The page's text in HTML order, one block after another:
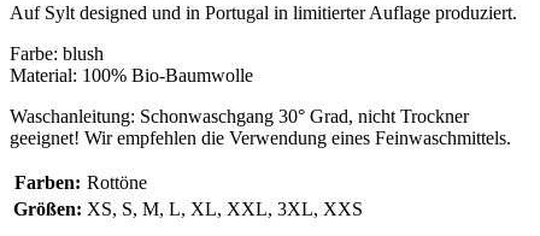
Auf Sylt designed und in Portugal in limitierter Auflage produziert.
Farbe: blush
Material: 100% Bio-Baumwolle
Waschanleitung: Schonwaschgang 30° Grad, nicht Trockner
geeignet! Wir empfehlen die Verwendung eines Feinwaschmittels.
Farben: Rottöne
Größen: XS, S, M, L, XL, XXL, 3XL, XXS